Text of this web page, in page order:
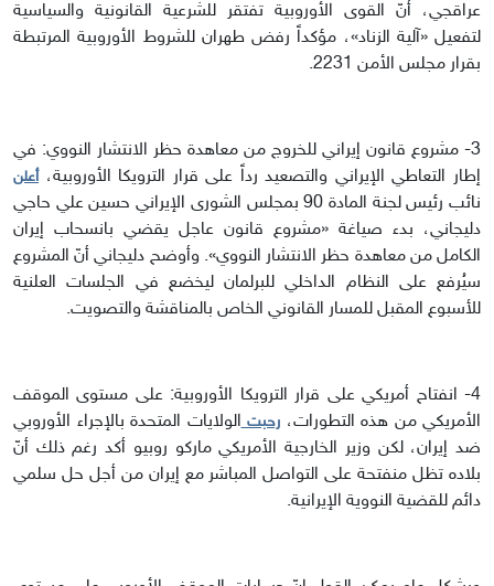
عراقجي، أنّ القوى الأوروبية تفتقر للشرعية القانونية والسياسية
لتفعيل «آلية الزناد»، مؤكداً رفض طهران للشروط الأوروبية المرتبطة
بقرار مجلس الأمن 2231.
3- مشروع قانون إيراني للخروج من معاهدة حظر الانتشار النووي: في
إطار التعاطي الإيراني والتصعيد رداً على قرار الترويكا الأوروبية،أعلن
نائب رئيس لجنة المادة 90 بمجلس الشورى الإيراني حسين علي حاجي
دليجاني، بدء صياغة «مشروع قانون عاجل يقضي بانسحاب إيران
الكامل من معاهدة حظر الانتشار النووي». وأوضح دليجاني أنّ المشروع
سيُرفع على النظام الداخلي للبرلمان ليخضع في الجلسات العلنية
للأسبوع المقبل للمسار القانوني الخاص بالمناقشة والتصويت.
4- انفتاح أمريكي على قرار الترويكا الأوروبية: على مستوى الموقف
الأمريكي من هذه التطورات، رحبتالولايات المتحدة بالإجراء الأوروبي
ضد إيران، لكن وزير الخارجية الأمريكي ماركو روبيو أكد رغم ذلك أنّ
بلاده تظل منفتحة على التواصل المباشر مع إيران من أجل حل سلمي
دائم للقضية النووية الإيرانية.